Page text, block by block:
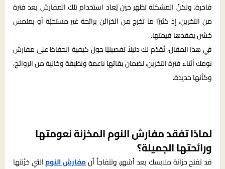
فاخرة. ولكنّ المشكلة تظهر حين يُعاد استخدام تلك المفارش بعد فترة
من التخزين، إذ كثيرًا ما تخرج من الخزائن برائحة غير مستحبّة أو بملمس
خشن يفقدها قيمتها.
في هذا المقال، نُقدّم لك دليلاً تفصيليًا حول كيفية الحفاظ على مفارش
نومك أثناء فترة التخزين، لضمان بقائها ناعمة ونظيفة وخالية من الروائح،
وكأنها جديدة.
لماذا تفقد مفارش النوم المخزنة نعومتها
ورائحتها الجميلة؟
قد تفتح خزانة ملابسك بعد أشهر، وتتفاجأ أنمفارش النومالتي خزّنتها